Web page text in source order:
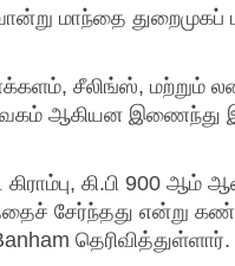
மாந்தை துறைமுகப்
சீலிங்ஸ், மற்றும்
ஆகியன
கி.பி 900
சேர்ந்தது என்று
தெரிவித்துள்ளார்.